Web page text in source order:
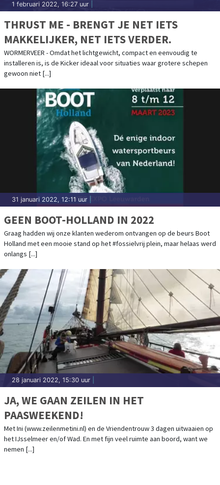
1 februari 2022, 16:27 uur
THRUST ME - BRENGT JE NET IETS
MAKKELIJKER, NET IETS VERDER.
WORMERVEER - Omdat het lichtgewicht, compact en eenvoudig te
installeren is, is de Kicker ideaal voor situaties waar grotere schepen
gewoon niet [...]
31 januari 2022, 12:11 uur
GEEN BOOT-HOLLAND IN 2022
Graag hadden wij onze klanten wederom ontvangen op de beurs Boot
Holland met een mooie stand op het #fossielvrij plein, maar helaas werd
onlangs [...]
28 januari 2022, 15:30 uur
JA, WE GAAN ZEILEN IN HET
PAASWEEKEND!
Met Ini (www.zeilenmetini.nl) en de Vriendentrouw 3 dagen uitwaaien op
het IJsselmeer en/of Wad. En met fijn veel ruimte aan boord, want we
nemen [...]